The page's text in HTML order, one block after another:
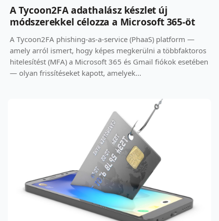
A Tycoon2FA adathalász készlet új
módszerekkel célozza a Microsoft 365-öt
A Tycoon2FA phishing-as-a-service (PhaaS) platform —
amely arról ismert, hogy képes megkerülni a többfaktoros
hitelesítést (MFA) a Microsoft 365 és Gmail fiókok esetében
— olyan frissítéseket kapott, amelyek...